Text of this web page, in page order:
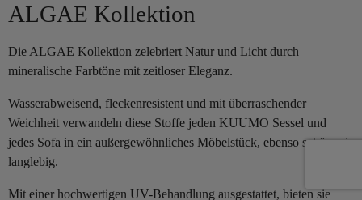
ALGAE Kollektion
Die ALGAE Kollektion zelebriert Natur und Licht durch
mineralische Farbtöne mit zeitloser Eleganz.
Wasserabweisend, fleckenresistent und mit überraschender
Weichheit verwandeln diese Stoffe jeden KUUMO Sessel und
jedes Sofa in ein außergewöhnliches Möbelstück, ebenso schön wie
langlebig.
Mit einer hochwertigen UV-Behandlung ausgestattet, bieten sie